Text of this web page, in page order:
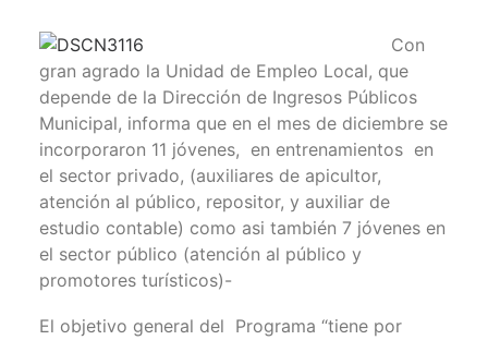
Con
gran agrado la Unidad de Empleo Local, que
depende de la Dirección de Ingresos Públicos
Municipal, informa que en el mes de diciembre se
incorporaron 11 jóvenes, en entrenamientos en
el sector privado, (auxiliares de apicultor,
atención al público, repositor, y auxiliar de
estudio contable) como asi también 7 jóvenes en
el sector público (atención al público y
promotores turísticos)-
El objetivo general del Programa “tiene por